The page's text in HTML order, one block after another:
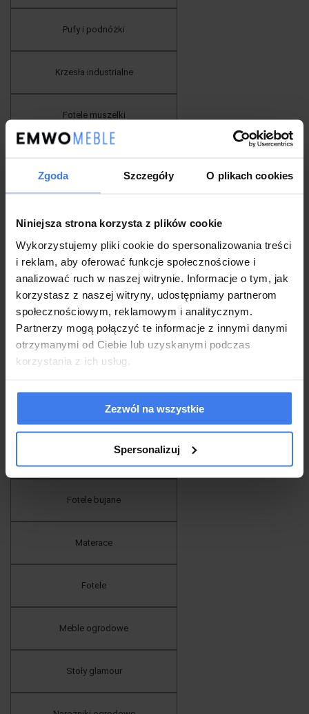
Zgoda Szczegóły O plikach cookies
Niniejsza strona korzysta z plików cookie
Wykorzystujemy pliki cookie do spersonalizowania treści
i reklam, aby oferować funkcje społecznościowe i
analizować ruch w naszej witrynie. Informacje o tym, jak
korzystasz z naszej witryny, udostępniamy partnerom
społecznościowym, reklamowym i analitycznym.
Partnerzy mogą połączyć te informacje z innymi danymi
otrzymanymi od Ciebie lub uzyskanymi podczas
korzystania z ich usług.
Zezwól na wszystkie
Spersonalizuj
Pufy i podnóżki
Krzesła industrialne
Fotele muszelki
Fotele skandynawskie
Krzesła Tapicerowane
Łóżka z podświetleniem LED
Krzesła nowoczesne
Łóżka dziecięce
Fotele bujane
Materace
Fotele
Meble ogrodowe
Stoły glamour